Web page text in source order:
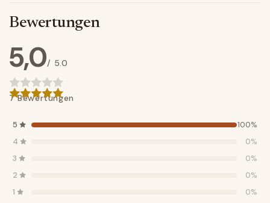
Bewertungen
5,0/ 5.0
7 Bewertungen
5
100%
4
0%
3
0%
2
0%
1
0%